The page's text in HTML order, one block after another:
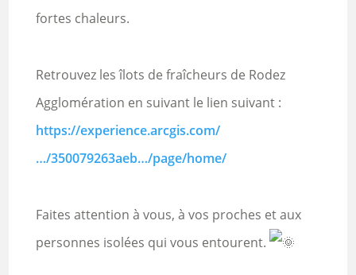
fortes chaleurs.
Retrouvez les îlots de fraîcheurs de Rodez
Agglomération en suivant le lien suivant :
https://experience.arcgis.com/
…/350079263aeb…/page/home/
Faites attention à vous, à vos proches et aux
personnes isolées qui vous entourent.